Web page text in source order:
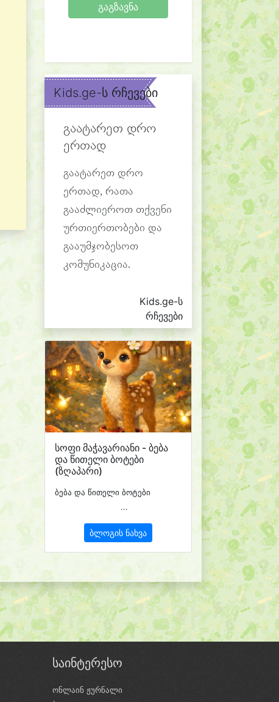
გაგზავნა
Kids.ge-ს რჩევები
გაატარეთ დრო
ერთად
გაატარეთ დრო
ერთად, რათა
გააძლიეროთ თქვენი
ურთიერთობები და
გააუმჯობესოთ
კომუნიკაცია.
Kids.ge-ს
რჩევები
სოფი მაჭავარიანი - ბება
და წითელი ბოტები
(ზღაპარი)
ბება და წითელი ბოტები
...
ბლოგის ნახვა
საინტერესო
ონლაინ ჟურნალი